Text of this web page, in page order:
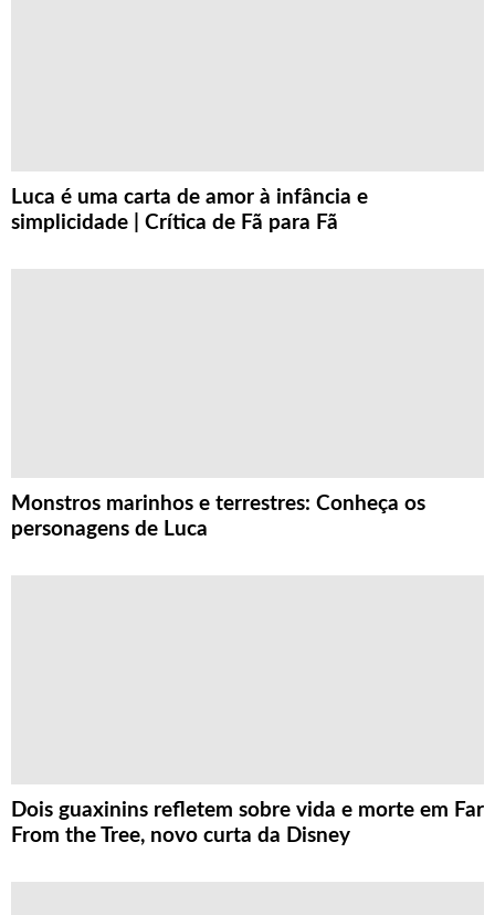
Luca é uma carta de amor à infância e
simplicidade | Crítica de Fã para Fã
Monstros marinhos e terrestres: Conheça os
personagens de Luca
Dois guaxinins refletem sobre vida e morte em Far
From the Tree, novo curta da Disney